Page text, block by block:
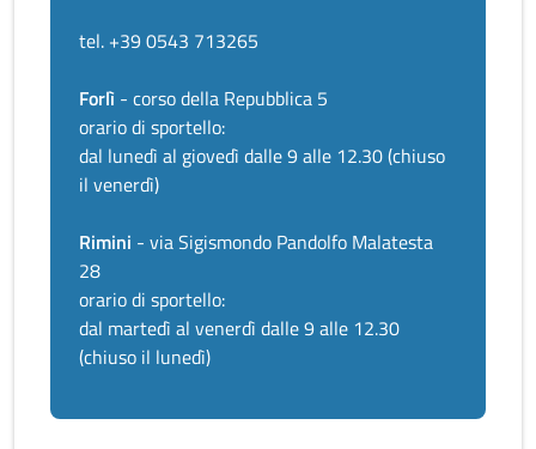
tel. +39 0543 713265
Forlì - corso della Repubblica 5
orario di sportello:
dal lunedì al giovedì dalle 9 alle 12.30 (chiuso
il venerdì)
Rimini - via Sigismondo Pandolfo Malatesta
28
orario di sportello:
dal martedì al venerdì dalle 9 alle 12.30
(chiuso il lunedì)